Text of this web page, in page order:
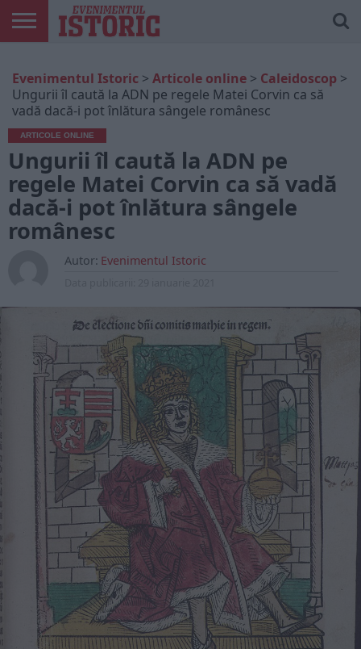
ONLINE
EDIȚII
TIPĂRITE
ISTORIC
PLAY
CONTUL
MEU
Evenimentul Istoric > Articole online > Caleidoscop >
Ungurii îl caută la ADN pe regele Matei Corvin ca să
vadă dacă-i pot înlătura sângele românesc
ARTICOLE ONLINE
Ungurii îl caută la ADN pe
regele Matei Corvin ca să vadă
dacă-i pot înlătura sângele
românesc
Autor: Evenimentul Istoric